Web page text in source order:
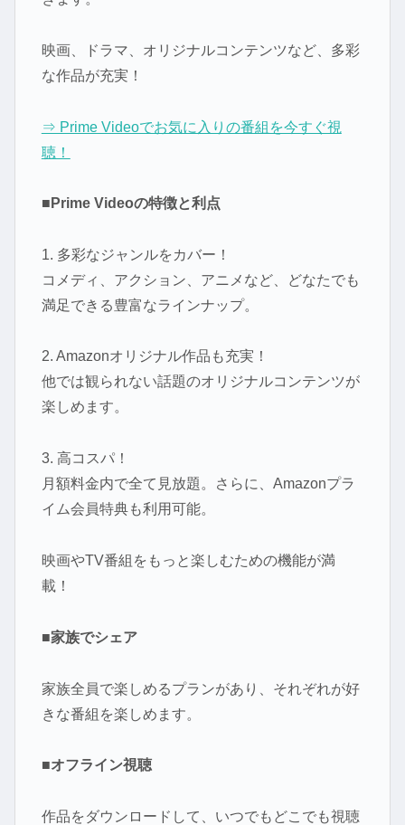
映画、ドラマ、オリジナルコンテンツなど、多彩
な作品が充実！
⇒ Prime Videoでお気に入りの番組を今すぐ視
聴！
■Prime Videoの特徴と利点
1. 多彩なジャンルをカバー！
コメディ、アクション、アニメなど、どなたでも
満足できる豊富なラインナップ。
2. Amazonオリジナル作品も充実！
他では観られない話題のオリジナルコンテンツが
楽しめます。
3. 高コスパ！
月額料金内で全て見放題。さらに、Amazonプラ
イム会員特典も利用可能。
映画やTV番組をもっと楽しむための機能が満
載！
■家族でシェア
家族全員で楽しめるプランがあり、それぞれが好
きな番組を楽しめます。
■オフライン視聴
作品をダウンロードして、いつでもどこでも視聴